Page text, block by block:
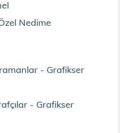
Nedime
- Grafikser
- Grafikser